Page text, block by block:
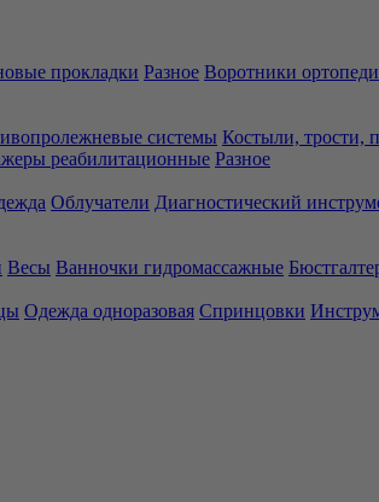
прокладки Разное Воротники
системы Костыли, трости,
реабилитационные Разное
Облучатели Диагностический
Весы Ванночки гидромассажные
Одежда одноразовая Спринцовки